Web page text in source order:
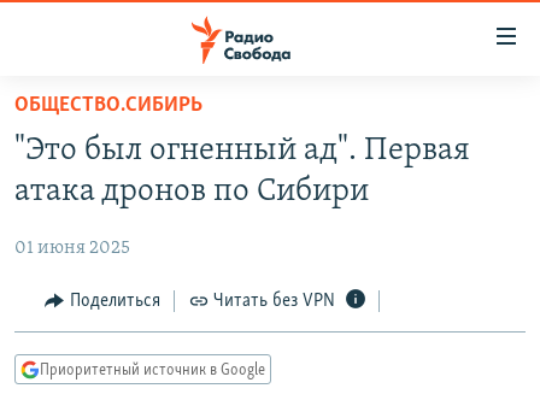
упрощенного
доступа
основному
Вернутся
главной
навигации
ПРОГРАММЫ
АВТОРСКИЕ ПРОЕКТЫ
ЦИТАТЫ СВОБОДЫ
МНЕНИЯ
IDEL.РЕАЛИИ
ОБЩЕСТВО.СИБИРЬ
"Это был огненный ад". Первая
атака дронов по Сибири
01 июня 2025
Поделиться Читать без VPN
Приоритетный источник в Google